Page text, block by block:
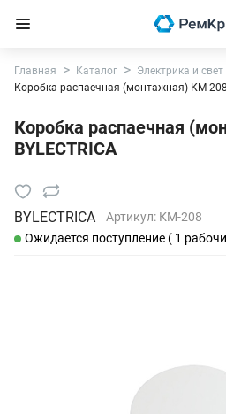
Главная Каталог Электрика и свет
Коробка распаечная (монтажная) КМ-208
Коробка распаечная
BYLECTRICA
BYLECTRICA Артикул: КМ-208
Ожидается поступление ( 1